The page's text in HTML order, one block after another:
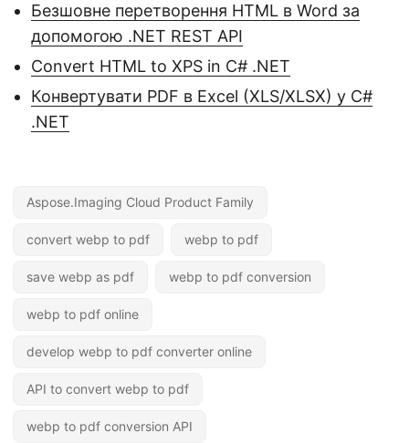
Безшовне перетворення HTML в Word за
допомогою .NET REST API
Convert HTML to XPS in C# .NET
Конвертувати PDF в Excel (XLS/XLSX) у C#
.NET
Aspose.Imaging Cloud Product Family
convert webp to pdf webp to pdf
save webp as pdf webp to pdf conversion
webp to pdf online
develop webp to pdf converter online
API to convert webp to pdf
webp to pdf conversion API